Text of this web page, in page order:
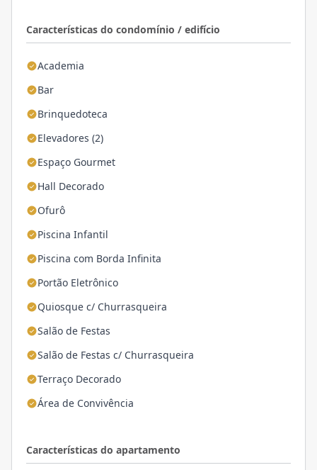
Características do condomínio / edifício
Academia
Bar
Brinquedoteca
Elevadores (2)
Espaço Gourmet
Hall Decorado
Ofurô
Piscina Infantil
Piscina com Borda Infinita
Portão Eletrônico
Quiosque c/ Churrasqueira
Salão de Festas
Salão de Festas c/ Churrasqueira
Terraço Decorado
Área de Convivência
Características do apartamento